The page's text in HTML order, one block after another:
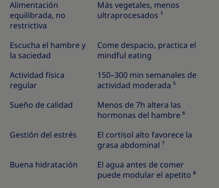
Alimentación
equilibrada, no
restrictiva
Más vegetales, menos
ultraprocesados ¹
Escucha el hambre y
la saciedad
Come despacio, practica el
mindful eating
Actividad física
regular
150–300 min semanales de
actividad moderada ⁵
Sueño de calidad
Menos de 7h altera las
hormonas del hambre ⁶
Gestión del estrés
El cortisol alto favorece la
grasa abdominal ⁷
Buena hidratación
El agua antes de comer
puede modular el apetito ⁸